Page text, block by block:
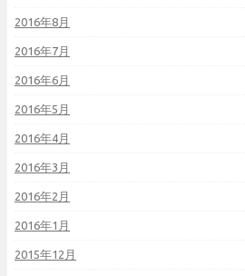
2016年8月
2016年7月
2016年6月
2016年5月
2016年4月
2016年3月
2016年2月
2016年1月
2015年12月